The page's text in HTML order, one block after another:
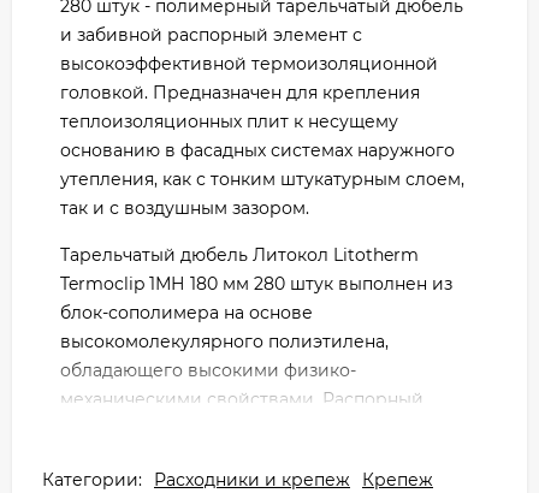
280 штук - полимерный тарельчатый дюбель
и забивной распорный элемент с
высокоэффективной термоизоляционной
головкой. Предназначен для крепления
теплоизоляционных плит к несущему
основанию в фасадных системах наружного
утепления, как с тонким штукатурным слоем,
так и с воздушным зазором.
Тарельчатый дюбель Литокол Litotherm
Termoclip 1МН 180 мм 280 штук выполнен из
блок-сополимера на основе
высокомолекулярного полиэтилена,
обладающего высокими физико-
механическими свойствами. Распорный
защищён теплоизоляционной головкой из
Категории: Расходники и крепеж Крепеж